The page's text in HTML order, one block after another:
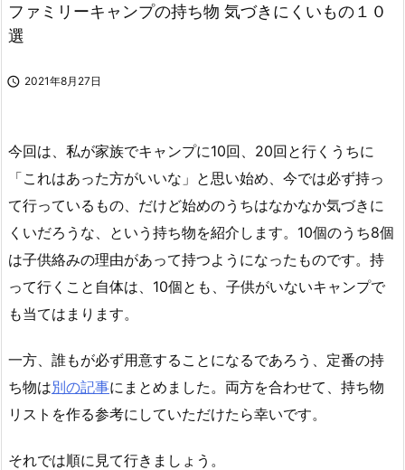
ファミリーキャンプの持ち物 気づきにくいもの１０
選
 2021年8月27日
今回は、私が家族でキャンプに10回、20回と行くうちに
「これはあった方がいいな」と思い始め、今では必ず持っ
て行っているもの、だけど始めのうちはなかなか気づきに
くいだろうな、という持ち物を紹介します。10個のうち8個
は子供絡みの理由があって持つようになったものです。持
って行くこと自体は、10個とも、子供がいないキャンプで
も当てはまります。
一方、誰もが必ず用意することになるであろう、定番の持
ち物は別の記事にまとめました。両方を合わせて、持ち物
リストを作る参考にしていただけたら幸いです。
それでは順に見て行きましょう。